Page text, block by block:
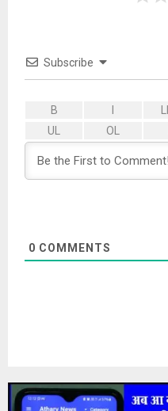
Subscribe
0 COMMENTS